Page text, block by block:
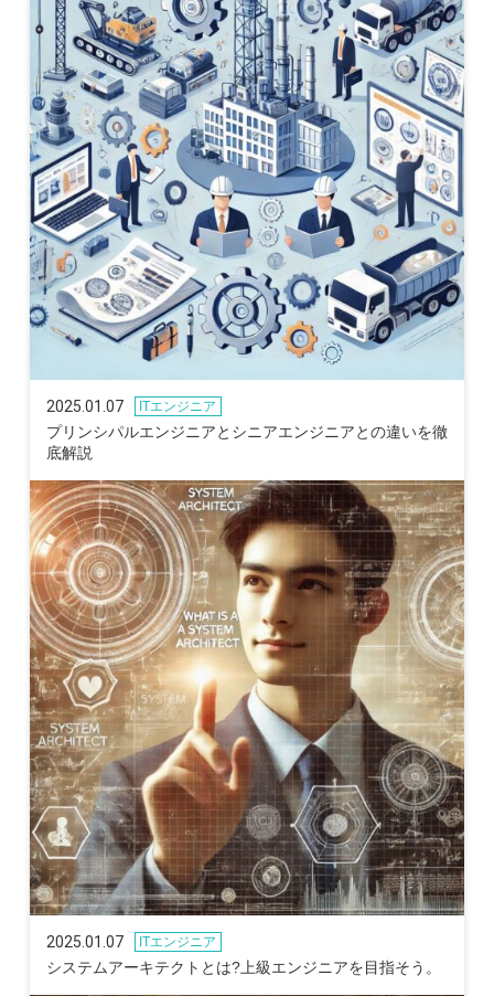
2025.01.07 ITエンジニア
プリンシパルエンジニアとシニアエンジニアとの違いを徹
底解説
2025.01.07 ITエンジニア
システムアーキテクトとは?上級エンジニアを目指そう。